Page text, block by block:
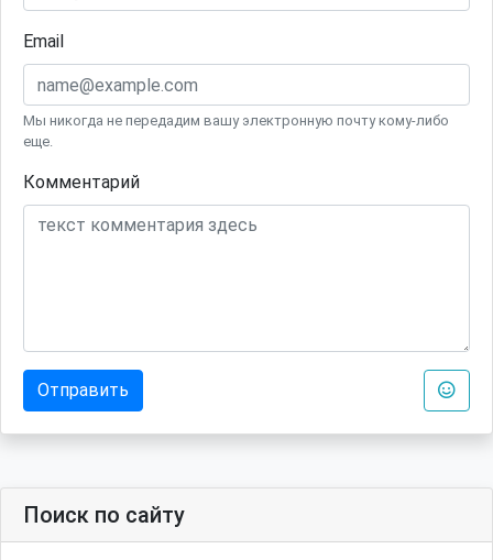
Email
Мы никогда не передадим вашу электронную почту кому-либо
еще.
Комментарий
Отправить
Поиск по сайту